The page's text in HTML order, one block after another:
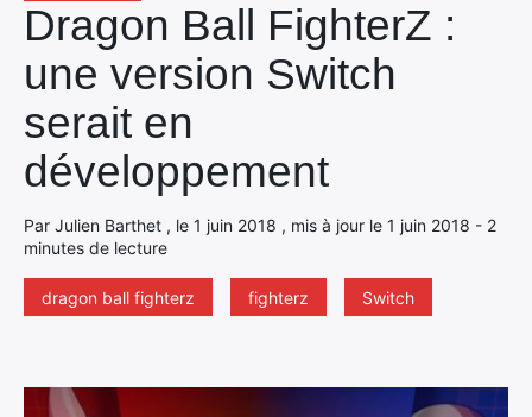
Dragon Ball FighterZ :
une version Switch
serait en
développement
Par Julien Barthet , le 1 juin 2018 , mis à jour le 1 juin 2018 - 2
minutes de lecture
dragon ball fighterz fighterz Switch